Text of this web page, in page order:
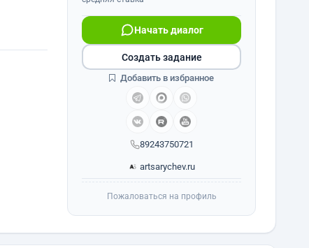
89243750721
Начать диалог
artsarychev.ru
Создать задание
Добавить в избранное
Пожаловаться на профиль